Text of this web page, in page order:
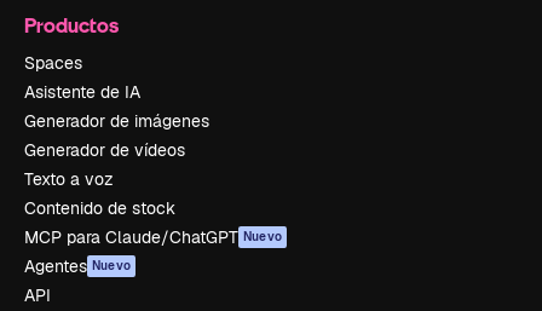
Productos
Spaces
Asistente de IA
Generador de imágenes
Generador de vídeos
Texto a voz
Contenido de stock
MCP para Claude/ChatGPT Nuevo
Agentes Nuevo
API